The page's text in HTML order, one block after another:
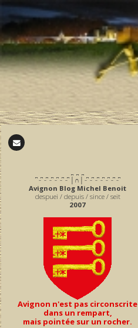
͆ ̵ ͆ ̵ ͆ ̵ ͆ ̵ ͆ ̵ ͆ ̵ ͆ │∩│ ̵ ͆ ̵ ͆ ̵ ͆ ̵ ͆ ̵ ͆ ̵ ͆ ̵ ͆
Avignon Blog Michel Benoit
despuei / depuis / since / seit
2007
Avignon n'est pas circonscrite
dans un rempart,
mais pointée sur un rocher.